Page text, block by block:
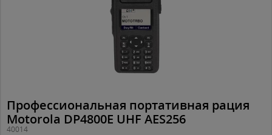
Профессиональная портативная рация
Motorola DP4800E UHF AES256
40014